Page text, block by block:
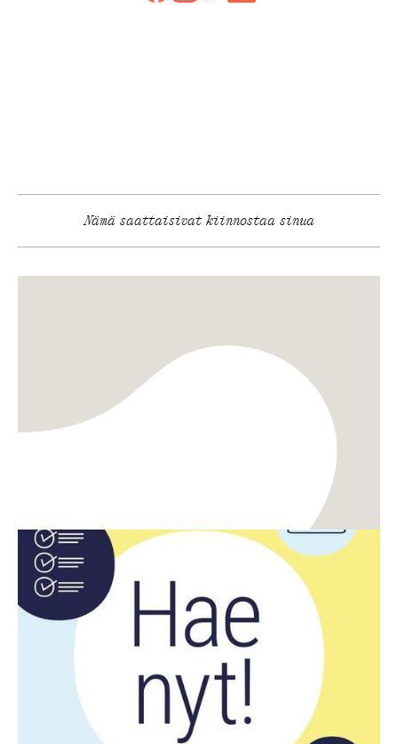
Nämä saattaisivat kiinnostaa sinua
Rahoitus Digitalisaatio
CreaDemon ja DigiDemon demoavustusten haku
on auki